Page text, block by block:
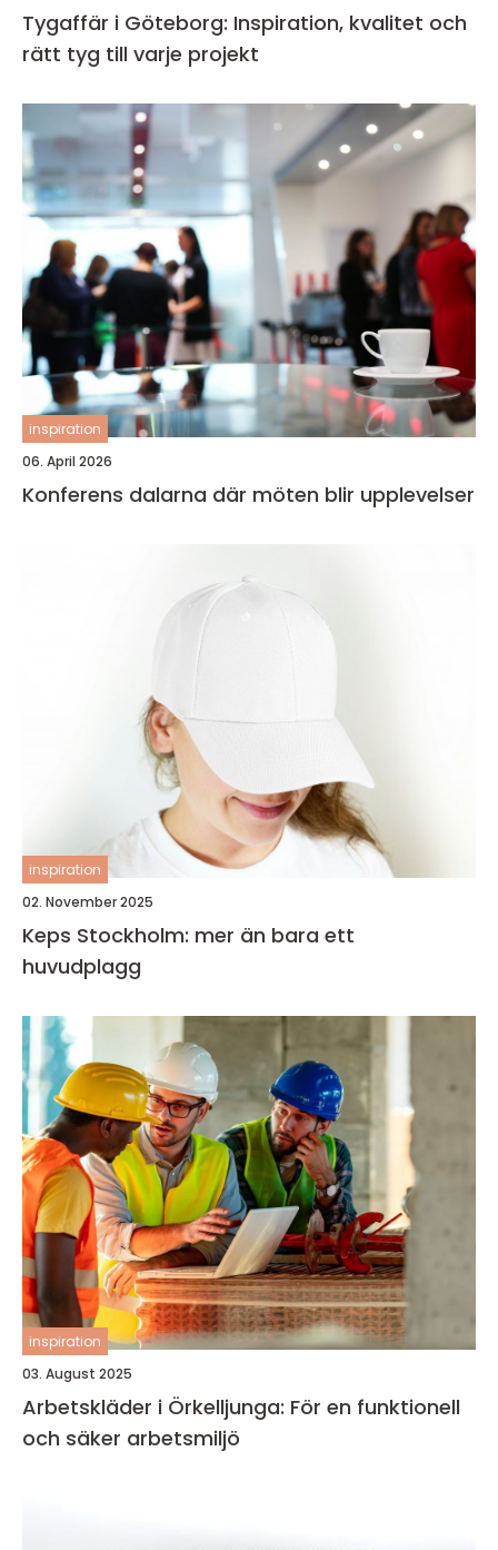
Tygaffär i Göteborg: Inspiration, kvalitet och
rätt tyg till varje projekt
inspiration
06. April 2026
Konferens dalarna där möten blir upplevelser
inspiration
02. November 2025
Keps Stockholm: mer än bara ett
huvudplagg
inspiration
03. August 2025
Arbetskläder i Örkelljunga: För en funktionell
och säker arbetsmiljö